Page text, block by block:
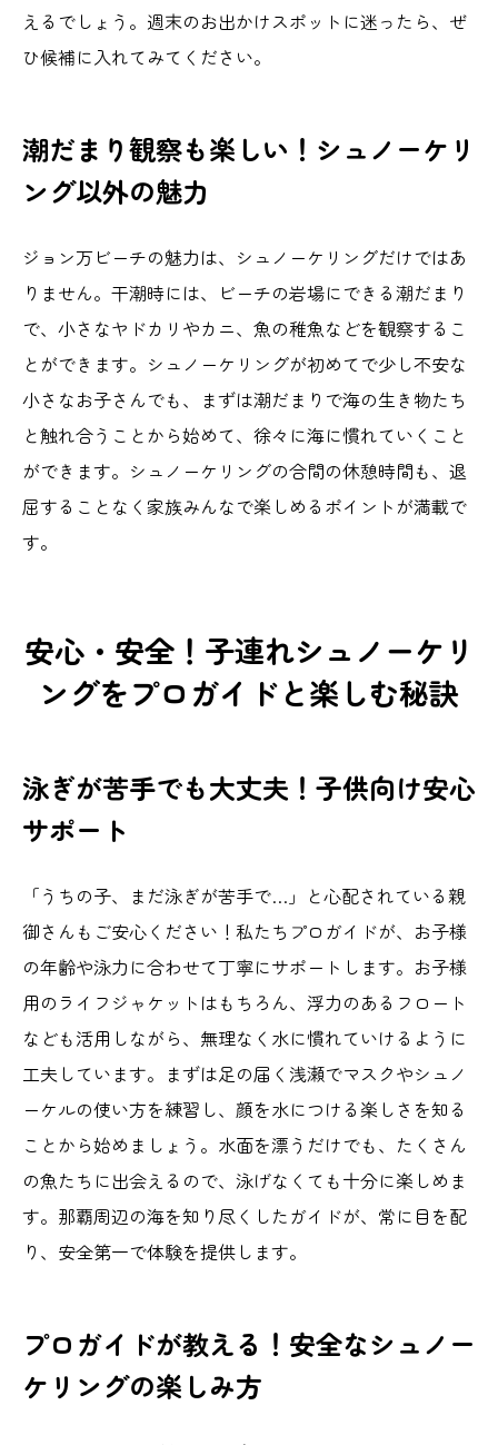
えるでしょう。週末のお出かけスポットに迷ったら、ぜ
ひ候補に入れてみてください。
潮だまり観察も楽しい！シュノーケリ
ング以外の魅力
ジョン万ビーチの魅力は、シュノーケリングだけではあ
りません。干潮時には、ビーチの岩場にできる潮だまり
で、小さなヤドカリやカニ、魚の稚魚などを観察するこ
とができます。シュノーケリングが初めてで少し不安な
小さなお子さんでも、まずは潮だまりで海の生き物たち
と触れ合うことから始めて、徐々に海に慣れていくこと
ができます。シュノーケリングの合間の休憩時間も、退
屈することなく家族みんなで楽しめるポイントが満載で
す。
安心・安全！子連れシュノーケリ
ングをプロガイドと楽しむ秘訣
泳ぎが苦手でも大丈夫！子供向け安心
サポート
「うちの子、まだ泳ぎが苦手で…」と心配されている親
御さんもご安心ください！私たちプロガイドが、お子様
の年齢や泳力に合わせて丁寧にサポートします。お子様
用のライフジャケットはもちろん、浮力のあるフロート
なども活用しながら、無理なく水に慣れていけるように
工夫しています。まずは足の届く浅瀬でマスクやシュノ
ーケルの使い方を練習し、顔を水につける楽しさを知る
ことから始めましょう。水面を漂うだけでも、たくさん
の魚たちに出会えるので、泳げなくても十分に楽しめま
す。那覇周辺の海を知り尽くしたガイドが、常に目を配
り、安全第一で体験を提供します。
プロガイドが教える！安全なシュノー
ケリングの楽しみ方